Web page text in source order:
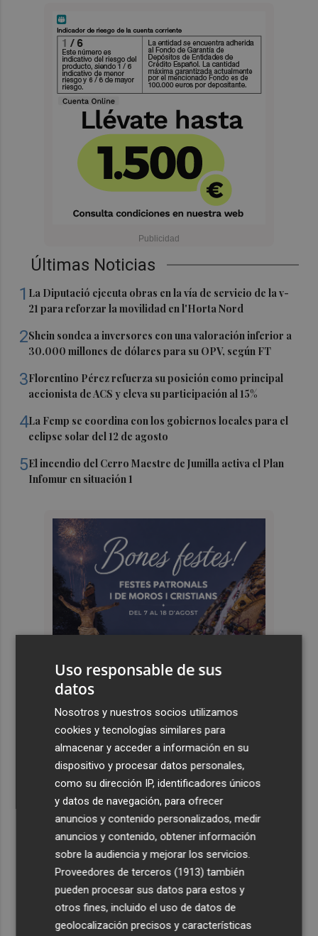
Últimas Noticias
1 La Diputació ejecuta obras en la vía de servicio de la v-
21 para reforzar la movilidad en l'Horta Nord
2Shein sondea a inversores con una valoración inferior a
30.000 millones de dólares para su OPV, según FT
3Florentino Pérez refuerza su posición como principal
accionista de ACS y eleva su participación al 15%
4La Femp se coordina con los gobiernos locales para el
eclipse solar del 12 de agosto
5El incendio del Cerro Maestre de Jumilla activa el Plan
Infomur en situación 1
Uso responsable de sus
datos
Nosotros y nuestros socios utilizamos
cookies y tecnologías similares para
almacenar y acceder a información en su
dispositivo y procesar datos personales,
como su dirección IP, identificadores únicos
y datos de navegación, para ofrecer
anuncios y contenido personalizados, medir
anuncios y contenido, obtener información
sobre la audiencia y mejorar los servicios.
Proveedores de terceros (1913) también
pueden procesar sus datos para estos y
otros fines, incluido el uso de datos de
geolocalización precisos y características